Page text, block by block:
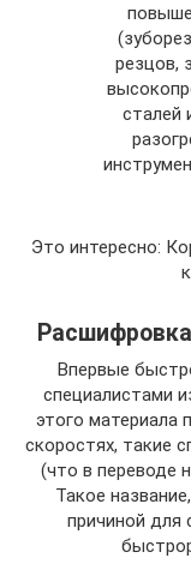
резцов,
сталей
Это интересно:
Впервые
специалистами
этого материала
скоростях, такие
(что в переводе
Такое
причиной для